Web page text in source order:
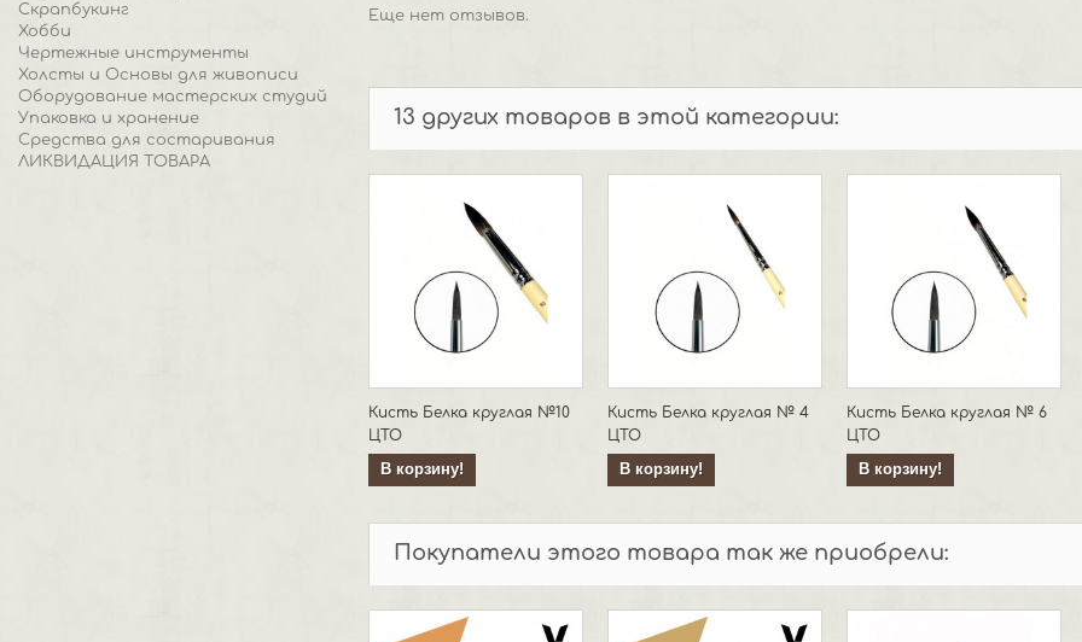
Скрапбукинг
Хобби
Чертежные инструменты
Холсты и Основы для живописи
Оборудование мастерских студий
Упаковка и хранение
Средства для состаривания
ЛИКВИДАЦИЯ ТОВАРА
Еще нет отзывов.
13 других товаров в этой категории:
Кисть Белка круглая №10
ЦТО
В корзину!
Кисть Белка круглая № 4
ЦТО
В корзину!
Кисть Белка круглая № 6
ЦТО
В корзину!
Покупатели этого товара так же приобрели: